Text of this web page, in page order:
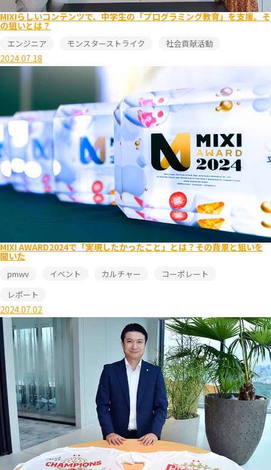
MIXIらしいコンテンツで、中学生の「プログラミング教育」を支援。そ
の狙いとは？
エンジニア モンスターストライク 社会貢献活動
2024.07.18
MIXI AWARD2024で「実現したかったこと」とは？その背景と狙いを
聞いた
pmwv イベント カルチャー
コーポレート
レポート
2024.07.02